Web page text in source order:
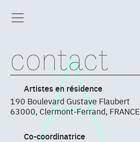
contact
Artistes en résidence
190 Boulevard Gustave Flaubert
63000, Clermont-Ferrand, FRANCE
Co-coordinatrice